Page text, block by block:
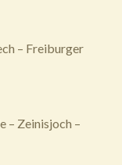
– Freiburger
– Zeinisjoch –